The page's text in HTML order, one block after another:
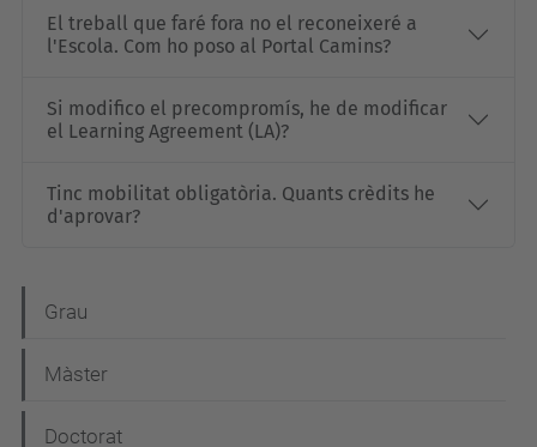
El treball que faré fora no el reconeixeré a
l'Escola. Com ho poso al Portal Camins?
Si modifico el precompromís, he de modificar
el Learning Agreement (LA)?
Tinc mobilitat obligatòria. Quants crèdits he
d'aprovar?
a
v
Grau
Màster
Doctorat